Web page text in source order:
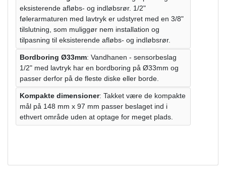
eksisterende afløbs- og indløbsrør. 1/2"
følerarmaturen med lavtryk er udstyret med en 3/8"
tilslutning, som muliggør nem installation og
tilpasning til eksisterende afløbs- og indløbsrør.
Bordboring Ø33mm: Vandhanen - sensorbeslag
1/2" med lavtryk har en bordboring på Ø33mm og
passer derfor på de fleste diske eller borde.
Kompakte dimensioner: Takket være de kompakte
mål på 148 mm x 97 mm passer beslaget ind i
ethvert område uden at optage for meget plads.